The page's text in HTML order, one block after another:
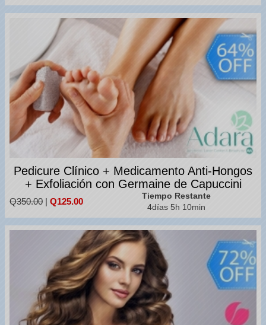
Pedicure Clínico + Medicamento Anti-Hongos
+ Exfoliación con Germaine de Capuccini
Q350.00 | Q125.00
Tiempo Restante
4días 5h 10min